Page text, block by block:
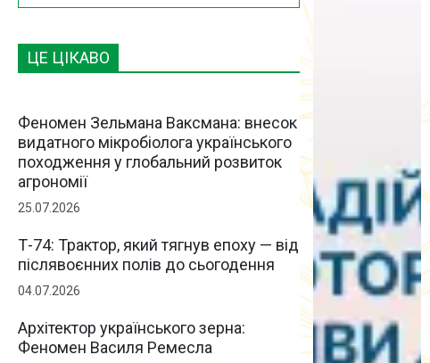
ЦЕ ЦІКАВО
Феномен Зельмана Ваксмана: внесок
видатного мікробіолога українського
походження у глобальний розвиток
агрономії
25.07.2026
Т-74: Трактор, який тягнув епоху — від
післявоєнних полів до сьогодення
04.07.2026
Архітектор українського зерна:
Феномен Василя Ремесла